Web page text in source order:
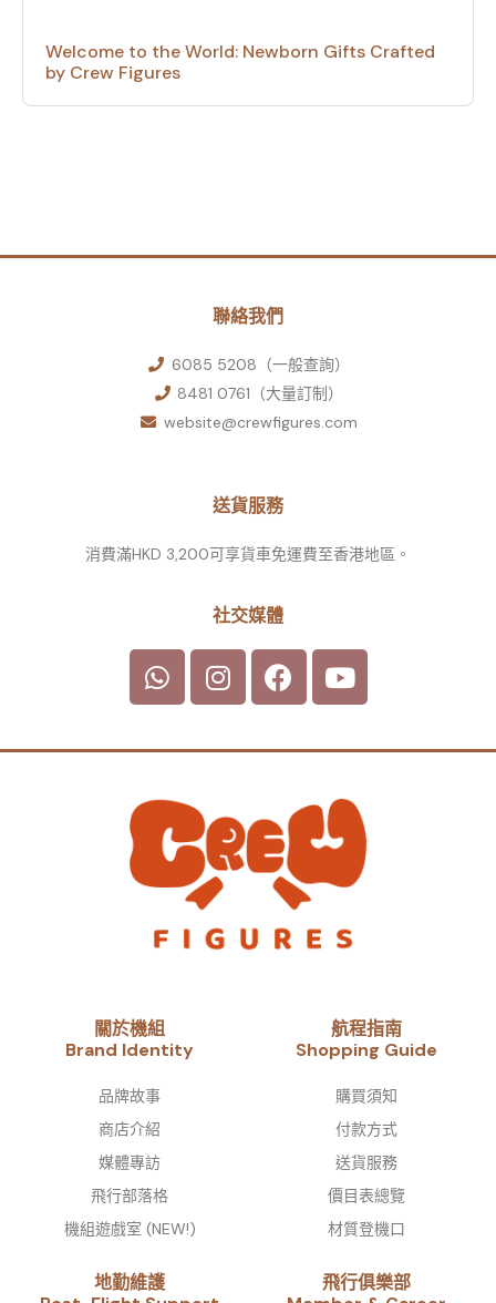
Welcome to the World: Newborn Gifts Crafted
by Crew Figures
聯絡我們
6085 5208（一般查詢）
8481 0761（大量訂制）
website@crewfigures.com
送貨服務
消費滿HKD 3,200可享貨車免運費至香港地區。
社交媒體
關於機組
Brand Identity​
品牌故事​
商店介紹
媒體專訪
飛行部落格
機組遊戲室 (NEW!)
航程指南
Shopping Guide
購買須知
付款方式
送貨服務
價目表總覽
材質登機口
地勤維護
飛行俱樂部